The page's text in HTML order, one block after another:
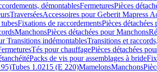
démontablesFermeturesPièces
TraverséesAccessoires pour Geberit Mapress
Fixations de raccordementsPièces
ManchonsPièces détachées pour Manchons
Transitions indémontablesTransitions et
Tés pour chauffagePièces détachées
Packs de vis pour assemblages à bride
Tubes 1.0215 (E 220)MamelonsManchons